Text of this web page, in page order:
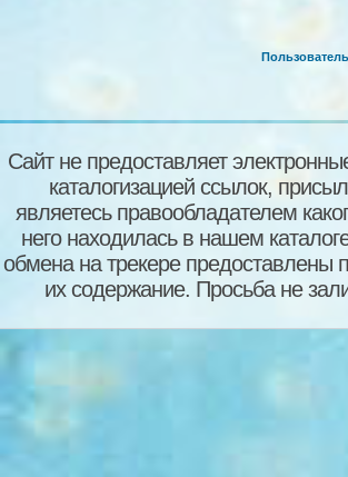
Сайт не предоставляет
каталогизацией ссылок,
являетесь правообладателем
него находилась в нашем
обмена на трекере предоставлены
их содержание. Просьба не